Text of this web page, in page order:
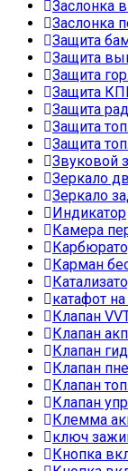
Заслонка
Заслонка
Защита
Защита
Защита
Защита
Защита
Защита
Защита
Звуковой
Зеркало
Зеркало
Индикатор
Камера
Карман
катафот
Клапан
Клапан
Клапан
Клапан
Клапан
Клапан
Клемма
ключ
Кнопка